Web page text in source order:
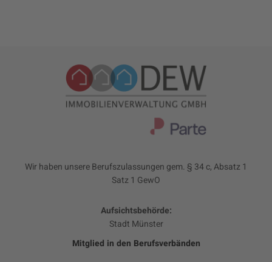
Wir haben unsere Berufszulassungen gem. § 34 c, Absatz 1
Satz 1 GewO
Aufsichtsbehörde:
Stadt Münster
Mitglied in den Berufsverbänden